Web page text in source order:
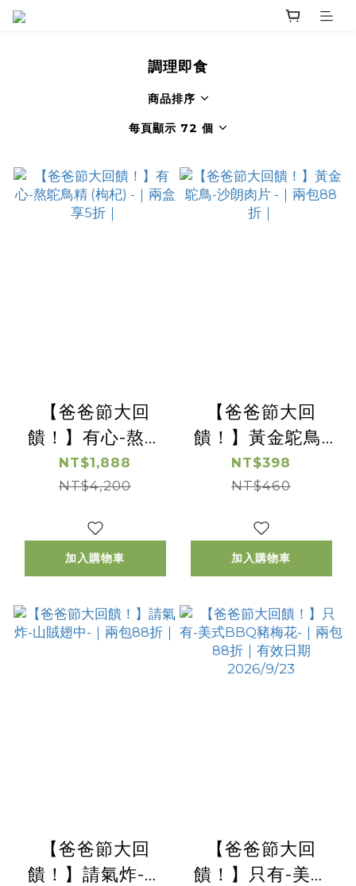
調理即食
商品排序
每頁顯示 72 個
【爸爸節大回
饋！】有心-熬鴕
鳥精 (枸杞) -｜兩
盒享5折｜
NT$1,888
NT$4,200
加入購物車
【爸爸節大回
饋！】黃金鴕鳥-
沙朗肉片 -｜兩包
88折｜
NT$398
NT$460
加入購物車
【爸爸節大回
饋！】請氣炸-山
【爸爸節大回
饋！】只有-美式